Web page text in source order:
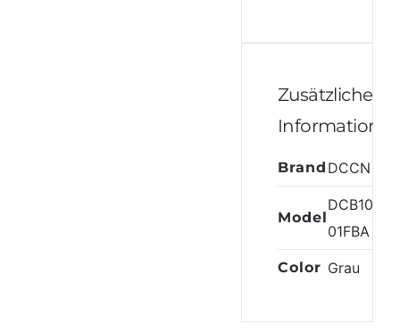
Zusätzliche
Brand DCCN
Model
DCB1009-
01FBA
Color Grau